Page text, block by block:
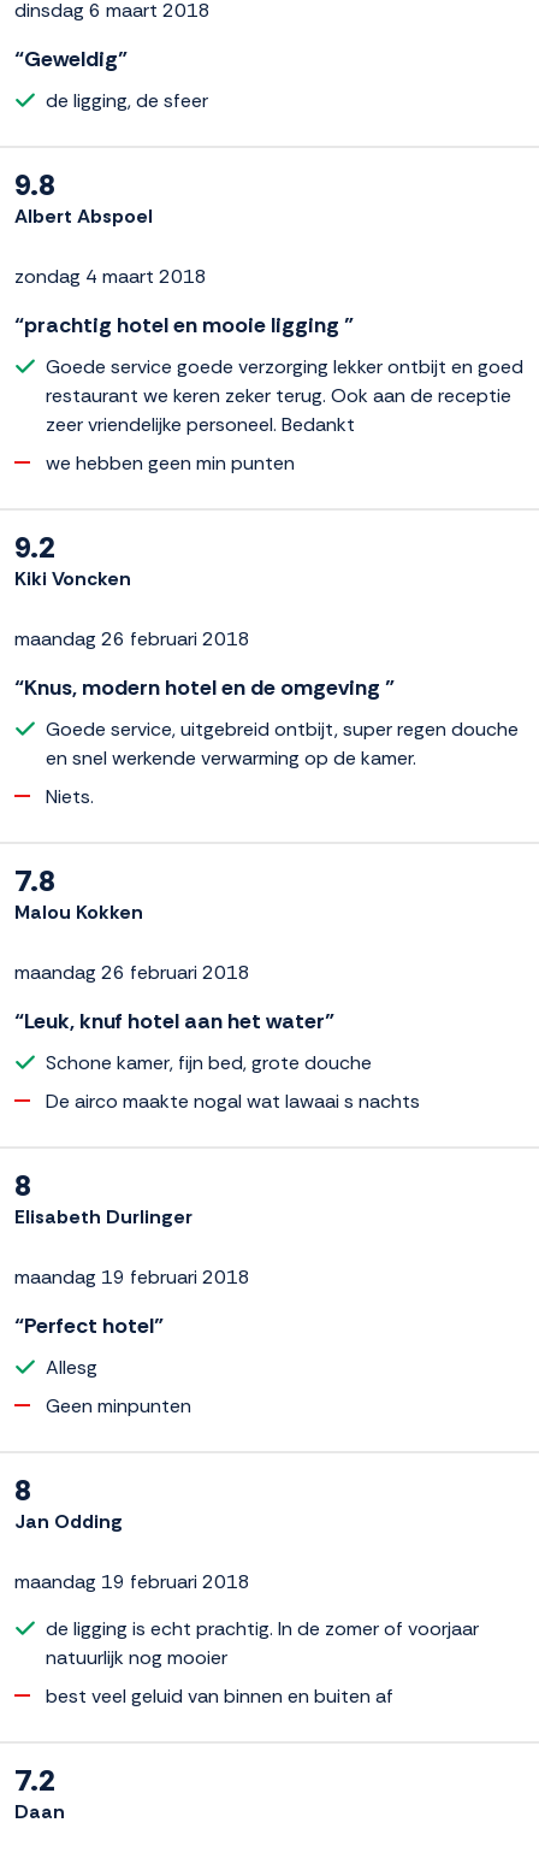
dinsdag 6 maart 2018
“Geweldig”
de ligging, de sfeer
9.8
Albert Abspoel
zondag 4 maart 2018
“prachtig hotel en mooie ligging ”
Goede service goede verzorging lekker ontbijt en goed
restaurant we keren zeker terug. Ook aan de receptie
zeer vriendelijke personeel. Bedankt
we hebben geen min punten
9.2
Kiki Voncken
maandag 26 februari 2018
“Knus, modern hotel en de omgeving ”
Goede service, uitgebreid ontbijt, super regen douche
en snel werkende verwarming op de kamer.
Niets.
7.8
Malou Kokken
maandag 26 februari 2018
“Leuk, knuf hotel aan het water”
Schone kamer, fijn bed, grote douche
De airco maakte nogal wat lawaai s nachts
8
Elisabeth Durlinger
maandag 19 februari 2018
“Perfect hotel”
Allesg
Geen minpunten
8
Jan Odding
maandag 19 februari 2018
de ligging is echt prachtig. In de zomer of voorjaar
natuurlijk nog mooier
best veel geluid van binnen en buiten af
7.2
Daan